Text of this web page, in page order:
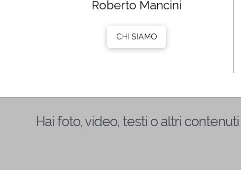
Roberto Mancini
CHI SIAMO
Hai foto, video, testi o altri